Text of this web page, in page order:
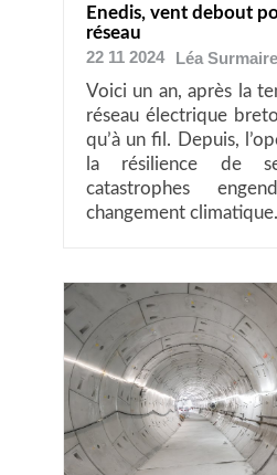
Enedis, vent debout
réseau
22 11 2024
Léa Surmaire
Voici un an, après la
réseau électrique
qu’à un fil. Depuis,
la résilience de
catastrophes
changement climatique.